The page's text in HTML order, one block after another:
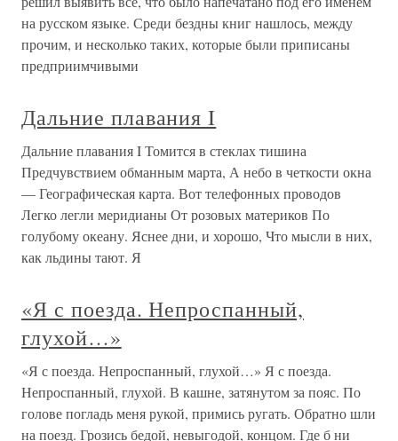
на русском языке. Среди бездны книг нашлось, между
прочим, и несколько таких, которые были приписаны
предприимчивыми
Дальние плавания I
Дальние плавания I Томится в стеклах тишина
Предчувствием обманным марта, А небо в четкости окна
— Географическая карта. Вот телефонных проводов
Легко легли меридианы От розовых материков По
голубому океану. Яснее дни, и хорошо, Что мысли в них,
как льдины тают. Я
«Я с поезда. Непроспанный,
глухой…»
«Я с поезда. Непроспанный, глухой…» Я с поезда.
Непроспанный, глухой. В кашне, затянутом за пояс. По
голове погладь меня рукой, примись ругать. Обратно шли
на поезд. Грозись бедой, невыгодой, концом. Где б ни